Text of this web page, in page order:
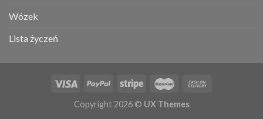
Wózek
Lista życzeń
Copyright 2026 © UX Themes